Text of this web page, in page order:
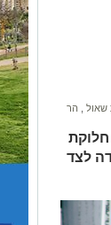
שאול
הר
לצד